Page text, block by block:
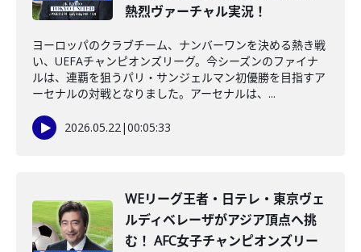
熱烈ヴァーチャル実況！
ヨーロッパのクラブチーム、ナンバーワンを決める熱き戦
い、UEFAチャンピオンズリーグ。今シーズンのファイナ
ルは、連覇を狙うパリ・サンジェルマン初優勝を目指すア
ーセナルの対戦となりました。アーセナルは、...
2026.05.22|00:05:33
WEリーグ王者・日テレ・東京ヴェ
ルディベレーザがアジア頂点へ挑
む！ AFC女子チャンピオンズリー